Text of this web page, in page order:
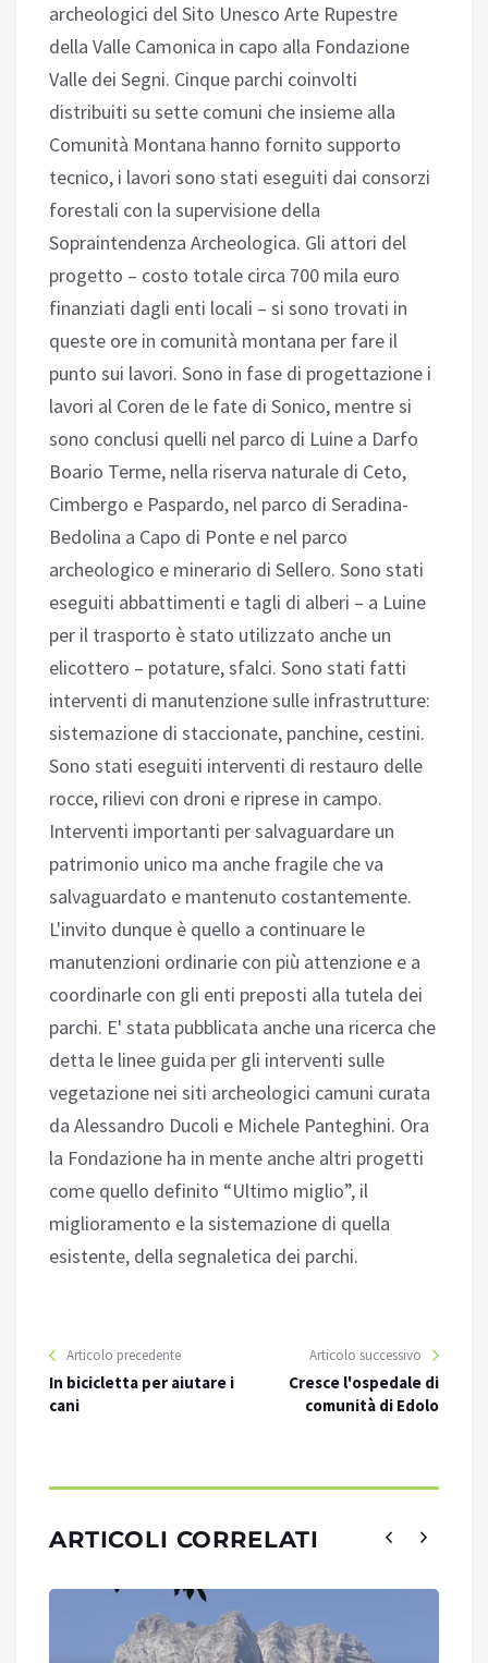
archeologici del Sito Unesco Arte Rupestre
della Valle Camonica in capo alla Fondazione
Valle dei Segni. Cinque parchi coinvolti
distribuiti su sette comuni che insieme alla
Comunità Montana hanno fornito supporto
tecnico, i lavori sono stati eseguiti dai consorzi
forestali con la supervisione della
Sopraintendenza Archeologica. Gli attori del
progetto – costo totale circa 700 mila euro
finanziati dagli enti locali – si sono trovati in
queste ore in comunità montana per fare il
punto sui lavori. Sono in fase di progettazione i
lavori al Coren de le fate di Sonico, mentre si
sono conclusi quelli nel parco di Luine a Darfo
Boario Terme, nella riserva naturale di Ceto,
Cimbergo e Paspardo, nel parco di Seradina-
Bedolina a Capo di Ponte e nel parco
archeologico e minerario di Sellero. Sono stati
eseguiti abbattimenti e tagli di alberi – a Luine
per il trasporto è stato utilizzato anche un
elicottero – potature, sfalci. Sono stati fatti
interventi di manutenzione sulle infrastrutture:
sistemazione di staccionate, panchine, cestini.
Sono stati eseguiti interventi di restauro delle
rocce, rilievi con droni e riprese in campo.
Interventi importanti per salvaguardare un
patrimonio unico ma anche fragile che va
salvaguardato e mantenuto costantemente.
L'invito dunque è quello a continuare le
manutenzioni ordinarie con più attenzione e a
coordinarle con gli enti preposti alla tutela dei
parchi. E' stata pubblicata anche una ricerca che
detta le linee guida per gli interventi sulle
vegetazione nei siti archeologici camuni curata
da Alessandro Ducoli e Michele Panteghini. Ora
la Fondazione ha in mente anche altri progetti
come quello definito “Ultimo miglio”, il
miglioramento e la sistemazione di quella
esistente, della segnaletica dei parchi.
Articolo precedente
In bicicletta per aiutare i
cani
Articolo successivo
Cresce l'ospedale di
comunità di Edolo
ARTICOLI CORRELATI